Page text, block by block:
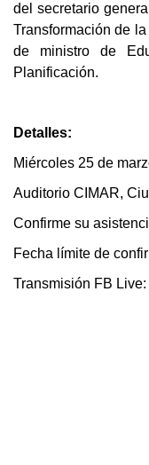
del secretario
Transformación de
de ministro de
Planificación.
Detalles:
Miércoles 25 de
Auditorio CIMAR,
Confirme su
Fecha límite de
Transmisión FB